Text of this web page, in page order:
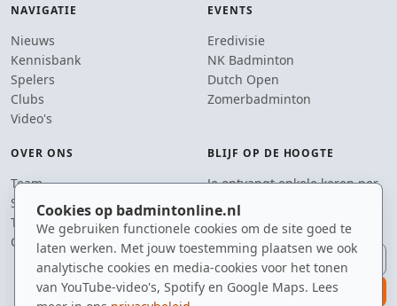
Cookies op badmintonline.nl
We gebruiken functionele cookies om de site goed te
laten werken. Met jouw toestemming plaatsen we ook
analytische cookies en media-cookies voor het tonen
van YouTube-video's, Spotify en Google Maps. Lees
NAVIGATIE
Nieuws
Kennisbank
Spelers
Clubs
Video's
EVENTS
Eredivisie
NK Badminton
Dutch Open
Zomerbadminton
OVER ONS
Team
Supporters
Tip de redactie
Contact
BLIJF OP DE HOOGTE
Je ontvangt enkele keren per
jaar een e-mail met het
laatste badmintonnieuws.
E-mailadres
aanmelden